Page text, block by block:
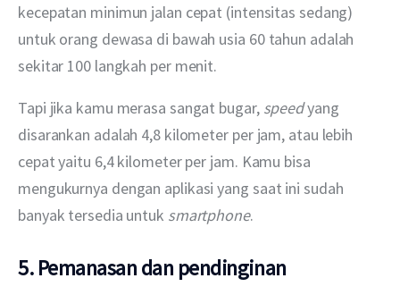
kecepatan minimun jalan cepat (intensitas sedang)
untuk orang dewasa di bawah usia 60 tahun adalah
sekitar 100 langkah per menit.
Tapi jika kamu merasa sangat bugar, speed yang
disarankan adalah 4,8 kilometer per jam, atau lebih
cepat yaitu 6,4 kilometer per jam. Kamu bisa
mengukurnya dengan aplikasi yang saat ini sudah
banyak tersedia untuk smartphone.
5. Pemanasan dan pendinginan